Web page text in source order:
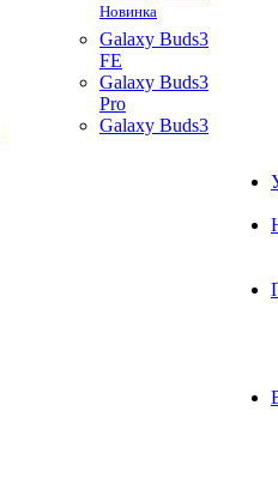
Новинка
Galaxy Buds3
FE
Galaxy Buds3
Pro
Galaxy Buds3